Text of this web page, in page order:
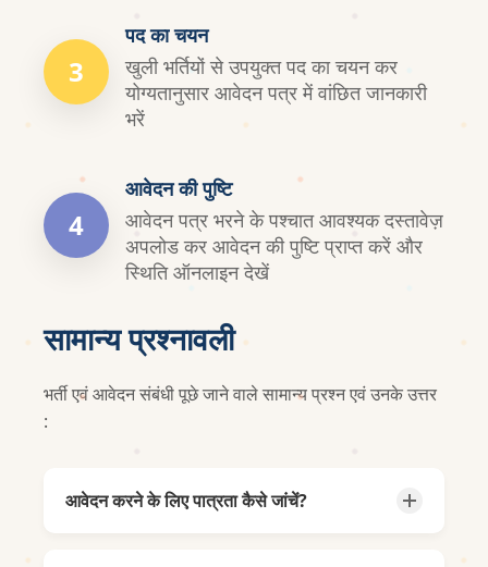
3
पद का चयन
खुली भर्तियों से उपयुक्त पद का चयन कर
योग्यतानुसार आवेदन पत्र में वांछित जानकारी
भरें
4
आवेदन की पुष्टि
आवेदन पत्र भरने के पश्चात आवश्यक दस्तावेज़
अपलोड कर आवेदन की पुष्टि प्राप्त करें और
स्थिति ऑनलाइन देखें
सामान्य प्रश्नावली
भर्ती एवं आवेदन संबंधी पूछे जाने वाले सामान्य प्रश्न एवं उनके उत्तर
:
आवेदन करने के लिए पात्रता कैसे जांचें?